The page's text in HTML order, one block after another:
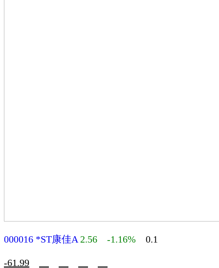
000016 *ST康佳A 2.56 -1.16% 0.1
-61.99